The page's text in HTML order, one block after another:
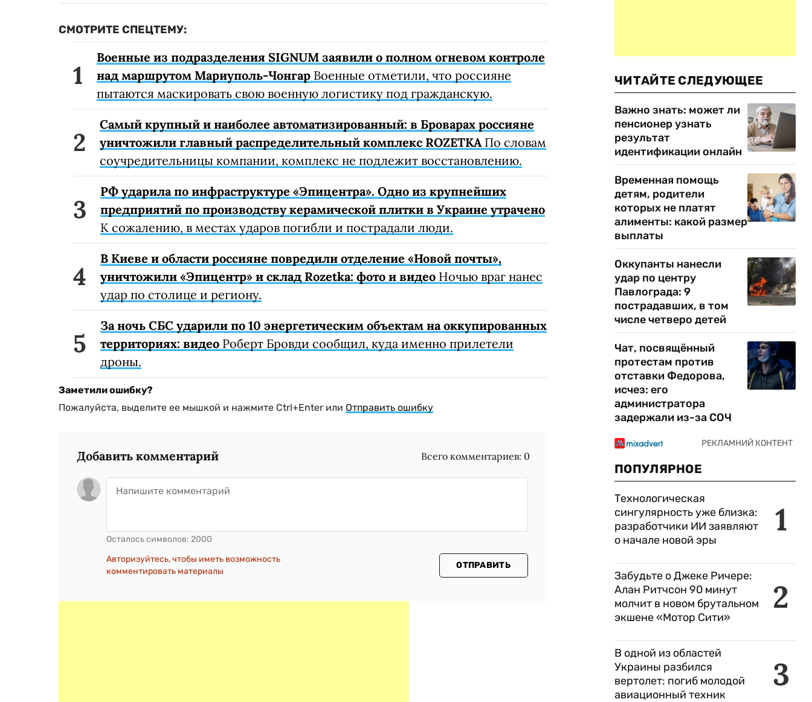
СМОТРИТЕ СПЕЦТЕМУ:
Военные из подразделения SIGNUM заявили о полном огневом контроле
над маршрутом Мариуполь-Чонгар Военные отметили, что россияне
пытаются маскировать свою военную логистику под гражданскую.
Самый крупный и наиболее автоматизированный: в Броварах россияне
уничтожили главный распределительный комплекс ROZETKAПо словам
соучредительницы компании, комплекс не подлежит восстановлению.
РФ ударила по инфраструктуре «Эпицентра». Одно из крупнейших
предприятий по производству керамической плитки в Украине утрачено
К сожалению, в местах ударов погибли и пострадали люди.
В Киеве и области россияне повредили отделение «Новой почты»,
уничтожили «Эпицентр» и склад Rozetka: фото и видео Ночью враг нанес
удар по столице и региону.
За ночь СБС ударили по 10 энергетическим объектам на оккупированных
территориях: видео Роберт Бровди сообщил, куда именно прилетели
дроны.
Заметили ошибку?
Пожалуйста, выделите ее мышкой и нажмите Ctrl+Enter или Отправить ошибку
Добавить комментарий Всего комментариев: 0
Осталось символов: 2000
Авторизуйтесь, чтобы иметь возможность
комментировать материалы
ОТПРАВИТЬ
ЧИТАЙТЕ СЛЕДУЮЩЕЕ
Важно знать: может ли
пенсионер узнать
результат
идентификации онлайн
Временная помощь
детям, родители
которых не платят
алименты: какой размер
выплаты
Оккупанты нанесли
удар по центру
Павлограда: 9
пострадавших, в том
числе четверо детей
Чат, посвящённый
протестам против
отставки Федорова,
исчез: его
администратора
задержали из-за СОЧ
ПОПУЛЯРНОЕ
1
Технологическая
сингулярность уже близка:
разработчики ИИ заявляют
о начале новой эры
2
Забудьте о Джеке Ричере:
Алан Ритчсон 90 минут
молчит в новом брутальном
экшене «Мотор Сити»
3
В одной из областей
Украины разбился
вертолет: погиб молодой
авиационный техник